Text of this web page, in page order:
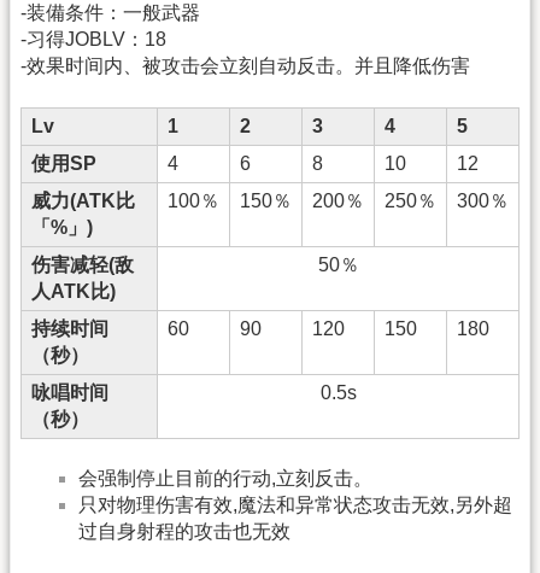
-装備条件：一般武器
-习得JOBLV：18
-效果时间内、被攻击会立刻自动反击。并且降低伤害
Lv 1 2 3 4
5
使用SP
4 6 8 10
12
威力(ATK比
「%」)
100％ 150％ 200％ 250％ 300％
伤害减轻(敌
人ATK比)
50％
持续时间
（秒）
60 90 120 150 180
咏唱时间
（秒）
0.5s
会强制停止目前的行动,立刻反击。
只对物理伤害有效,魔法和异常状态攻击无效,另外超
过自身射程的攻击也无效